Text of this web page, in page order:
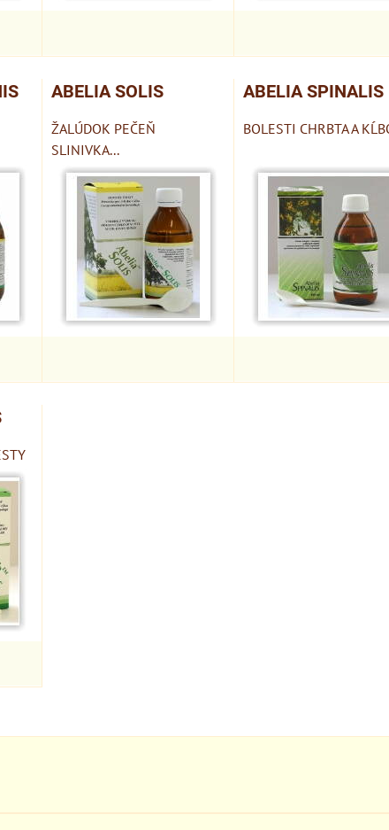
ABELIA SOLIS
ŽALÚDOK PEČEŇ
SLINIVKA...
ABELIA SPINALIS
BOLESTI CHRBTA A